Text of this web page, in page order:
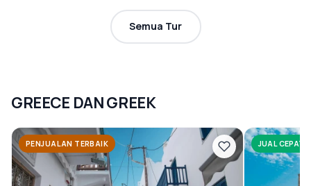
Semua Tur
GREECE DAN GREEK
PENJUALAN TERBAIK JUAL CEPAT